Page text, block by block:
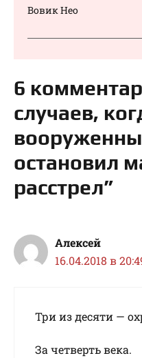
Вовик Нео
6
случаев,
остановил
расстрел”
Алексей
16.04.2018 в
Три из десяти —
За четверть века.